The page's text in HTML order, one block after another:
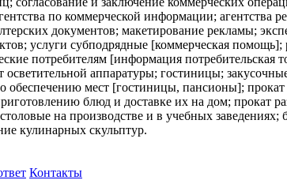
по коммерческой информации;
документов; макетирование рекламы;
услуги субподрядные [коммерческая
потребителям [информация потребительская
осветительной аппаратуры; гостиницы;
обеспечению мест [гостиницы, пансионы];
блюд и доставке их на дом; прокат
на производстве и в учебных
кулинарных скульптур.
Контакты